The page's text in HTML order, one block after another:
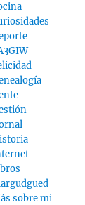
sobre mi